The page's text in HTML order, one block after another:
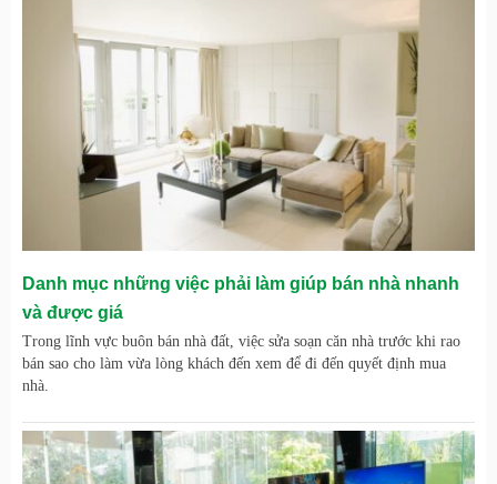
Danh mục những việc phải làm giúp bán nhà nhanh
và được giá
Trong lĩnh vực buôn bán nhà đất, việc sửa soạn căn nhà trước khi rao
bán sao cho làm vừa lòng khách đến xem để đi đến quyết định mua
nhà.